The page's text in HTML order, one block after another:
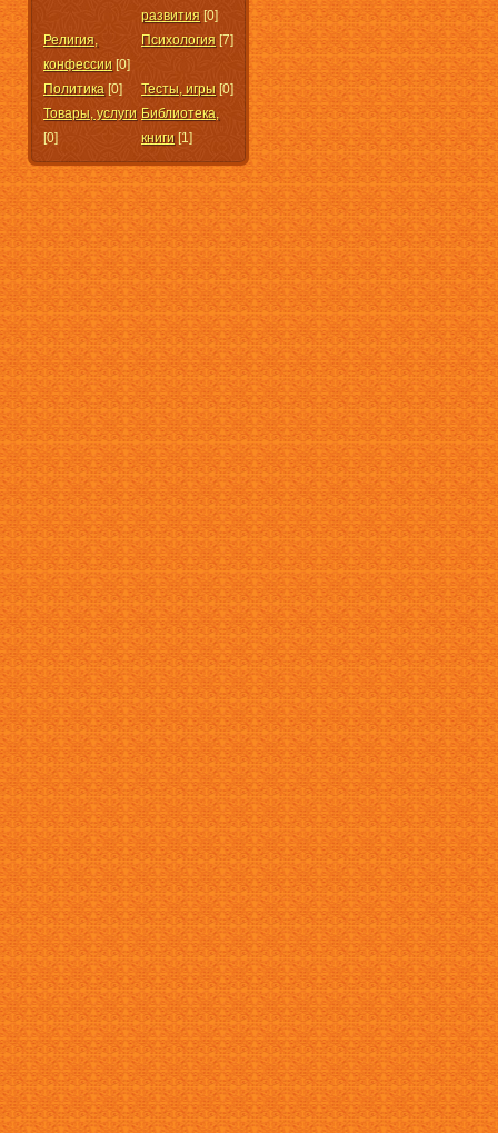
развития [0]
Религия,
конфессии [0]
Психология [7]
Политика [0] Тесты, игры [0]
Товары, услуги
[0]
Библиотека,
книги [1]